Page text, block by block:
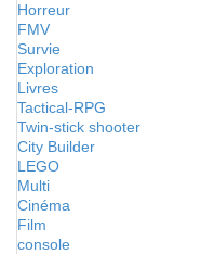
Horreur
FMV
Survie
Exploration
Livres
Tactical-RPG
Twin-stick shooter
City Builder
LEGO
Multi
Cinéma
Film
console